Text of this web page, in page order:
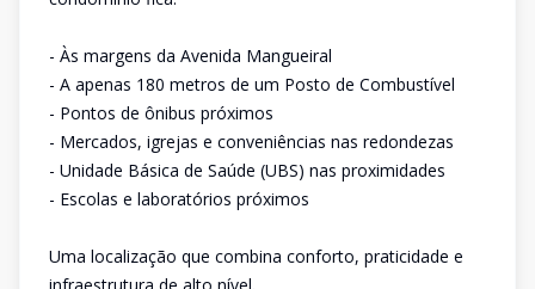
- Às margens da Avenida Mangueiral
- A apenas 180 metros de um Posto de Combustível
- Pontos de ônibus próximos
- Mercados, igrejas e conveniências nas redondezas
- Unidade Básica de Saúde (UBS) nas proximidades
- Escolas e laboratórios próximos
Uma localização que combina conforto, praticidade e